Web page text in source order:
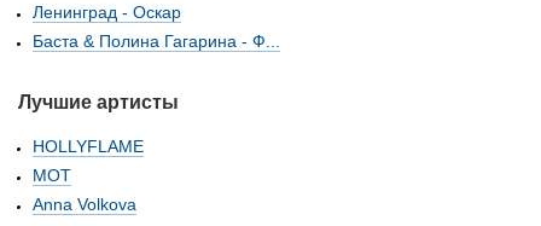
Ленинград - Оскар
Баста & Полина Гагарина - Ф...
Лучшие артисты
HOLLYFLAME
МОТ
Anna Volkova